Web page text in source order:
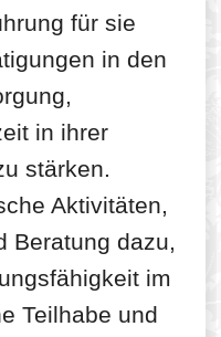
für sie
in den
in ihrer
stärken.
Aktivitäten,
Beratung dazu,
im
Teilhabe und